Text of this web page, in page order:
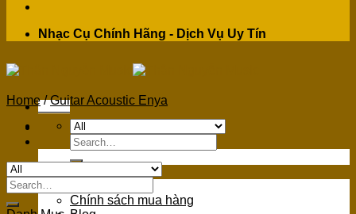
Nhạc Cụ Chính Hãng - Dịch Vụ Uy Tín
Menu
Search
for:
Chính sách mua hàng
Home / Guitar Acoustic Enya
Search
for: